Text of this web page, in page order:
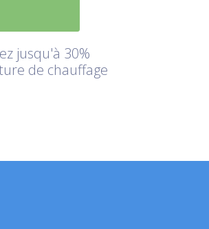
jusqu'à 30%
de chauffage